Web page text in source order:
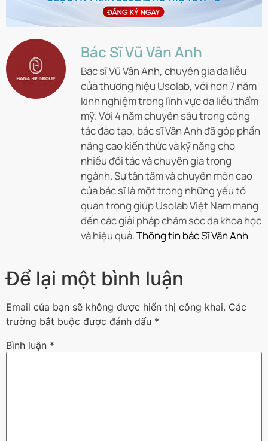
Bác Sĩ Vũ Vân Anh
Bác sĩ Vũ Vân Anh, chuyên gia da liễu
của thương hiệu Usolab, với hơn 7 năm
kinh nghiệm trong lĩnh vực da liễu thẩm
mỹ. Với 4 năm chuyên sâu trong công
tác đào tạo, bác sĩ Vân Anh đã góp phần
nâng cao kiến thức và kỹ năng cho
nhiều đối tác và chuyên gia trong
ngành. Sự tận tâm và chuyên môn cao
của bác sĩ là một trong những yếu tố
quan trọng giúp Usolab Việt Nam mang
đến các giải pháp chăm sóc da khoa học
và hiệu quả.Thông tin bác Sĩ Vân Anh
Để lại một bình luận
Email của bạn sẽ không được hiển thị công khai. Các
trường bắt buộc được đánh dấu *
Bình luận *